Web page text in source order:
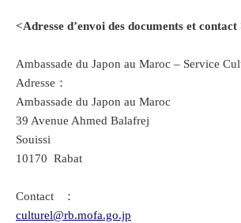
<Adresse d’envoi des documents et contact
Ambassade du Japon au Maroc – Service
Adresse：
Ambassade du Japon au Maroc
39 Avenue Ahmed Balafrej
Souissi
10170 Rabat
Contact ：
culturel@rb.mofa.go.jp